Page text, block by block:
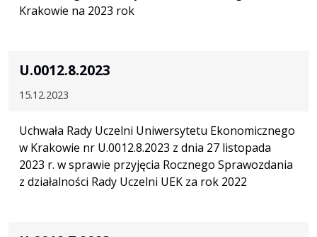
Krakowie na 2023 rok
U.0012.8.2023
15.12.2023
Uchwała Rady Uczelni Uniwersytetu Ekonomicznego
w Krakowie nr U.0012.8.2023 z dnia 27 listopada
2023 r. w sprawie przyjęcia Rocznego Sprawozdania
z działalności Rady Uczelni UEK za rok 2022